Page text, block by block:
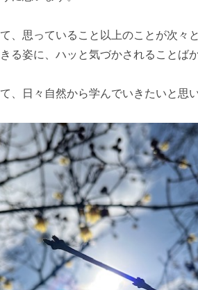
、思っていること以上のことが次々
る姿に、ハッと気づかされることばか
、日々自然から学んでいきたいと思い